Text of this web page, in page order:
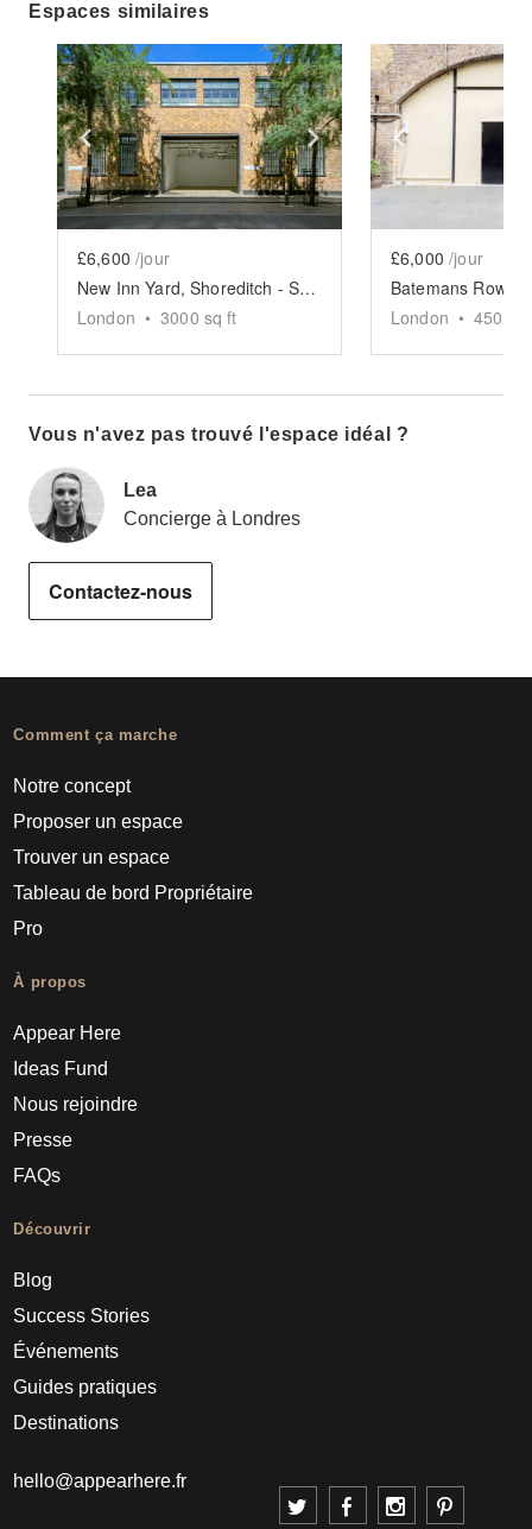
Espaces similaires
Show previous slide Show next slide
£6,600 /jour
New Inn Yard, Shoreditch - Studio 1-3
London • 3000 sq ft
Show
£6,000 /jour
London • 4500
Vous n'avez pas trouvé l'espace idéal ?
Lea
Concierge à Londres
Contactez-nous
Comment ça marche
Notre concept
Proposer un espace
Trouver un espace
Tableau de bord Propriétaire
Pro
À propos
Appear Here
Ideas Fund
Nous rejoindre
Presse
FAQs
Découvrir
Blog
Success Stories
Événements
Guides pratiques
Destinations
hello@appearhere.fr